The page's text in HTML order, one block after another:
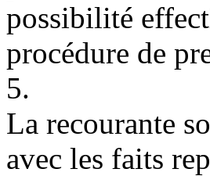
possibilité
procédure de
5.
La recourante
avec les faits